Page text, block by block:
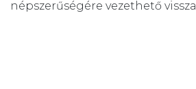
népszerűségére vezethető vissza.